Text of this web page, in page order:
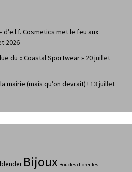
d’e.l.f. Cosmetics met le feu aux
2026
du « Coastal Sportwear » 20 juillet
mairie (mais qu’on devrait) ! 13 juillet
Bijoux Boucles d'oreilles